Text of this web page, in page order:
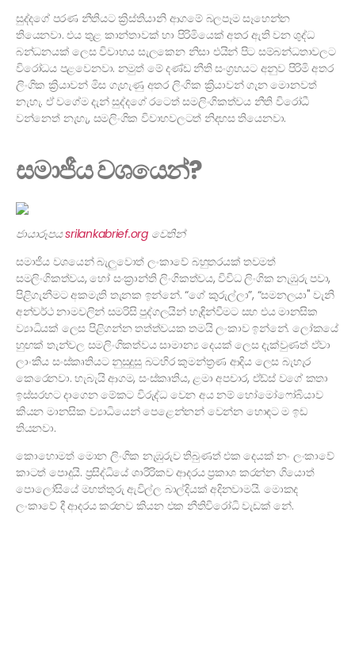
සුද්දගේ පරණ නීතියට ක්‍රිස්තියානි ආගමේ බලපෑම සෑහෙන්න
තියෙනවා. එය තුළ කාන්තාවක් හා පිරිමියෙක් අතර ඇති වන ශුද්ධ
බන්ධනයක් ලෙස විවාහය සැලකෙන නිසා එයින් පිට සම්බන්ධතාවලට
විරෝධය පළවෙනවා. නමුත් මේ දණ්ඩ නීති සංග්‍රහයට අනුව පිරිමි අතර
ලිංගික ක්‍රියාවන් මිස ගැහැණු අතර ලිංගික ක්‍රියාවන් ගැන මොනවත්
නැහැ. ඒ වගේම දැන් සුද්දගේ රටෙත් සමලිංගිකත්වය නීති විරෝධී
වන්නෙත් නැහැ, සමලිංගික විවාහවලටත් නිදහස තියෙනවා.
සමාජීය වශයෙන්?
ජායාරූපයsrilankabrief.orgවෙතින්
සමාජීය වශයෙන් බැලුවොත් ලංකාවේ බහුතරයක් තවමත්
සමලිංගිකත්වය, හෝ සංක්‍රාන්ති ලිංගිකත්වය, විවිධ ලිංගික නැඹුරු පවා,
පිළිගැනීමට අකමැති තැනක ඉන්නේ. “ගේ කුරුල්ලා”, “සමනලයා" වැනි
අන්වර්ථ නාමවලින් සමරිසි පුද්ගලයින් හැඳින්වීමට සහ එය මානසික
ව්‍යාධියක් ලෙස පිළිගන්න තත්ත්වයක තමයි ලංකාව ඉන්නේ. ලෝකයේ
හුඟක් තැන්වල සමලිංගිකත්වය සාමාන්‍ය දෙයක් ලෙස දැක්වුණත් ඒවා
ලාංකීය සංස්කෘතියට නුසුදුසු බටහිර කුමන්ත්‍රණ ආදිය ලෙස බැහැර
කෙරෙනවා. හැබැයි ආගම, සංස්කෘතිය, ළමා අපචාර, ඒඩ්ස් වගේ කතා
ඉස්සරහට දාගෙන මේකට විරුද්ධ වෙන අය නම් හෝමෝෆෝබියාව
කියන මානසික ව්‍යාධියෙන් පෙළෙන්නන් වෙන්න හොඳට ම ඉඩ
තියනවා.
කොහොමත් මොන ලිංගික නැඹුරුව තිබුණත් එක දෙයක් නං ලංකාවේ
කාටත් පොදුයි. ප්‍රසිද්ධියේ ශාරීරිකව ආදරය ප්‍රකාශ කරන්න ගියොත්
පොලෝසියේ මහත්තුරු ඇවිල්ල බාල්දියක් අදිනවාමයි. මොකද
ලංකාවේ දී ආදරය කරනව කියන එක නීතිවිරෝධි වැඩක් නේ.